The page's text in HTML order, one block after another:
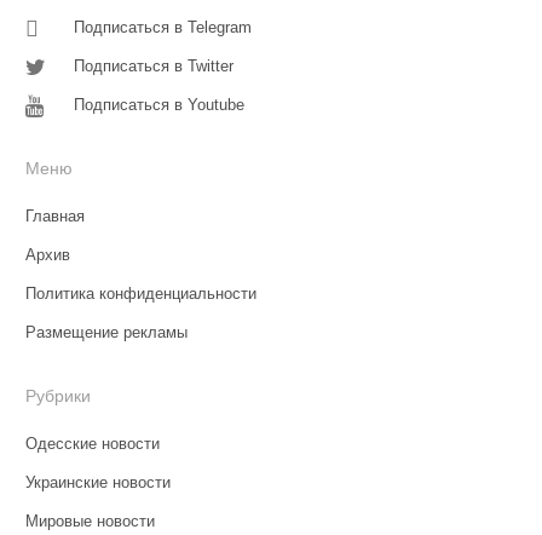
Подписаться в Telegram
Подписаться в Twitter
Подписаться в Youtube
Меню
Главная
Архив
Политика конфиденциальности
Размещение рекламы
Рубрики
Одесские новости
Украинские новости
Мировые новости